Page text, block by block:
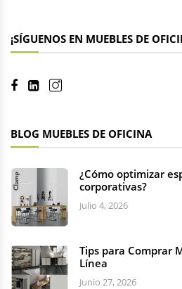
¡SÍGUENOS EN MUEBLES DE
BLOG MUEBLES DE OFICINA
¿Cómo optimizar
corporativas?
Julio 4, 2026
Tips para Comprar
Línea
Junio 27, 2026